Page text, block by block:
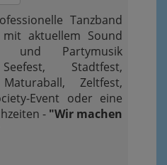
Tanzband
aktuellem Sound
und Partymusik
Stadtfest,
Zeltfest,
Event oder eine
- "Wir machen